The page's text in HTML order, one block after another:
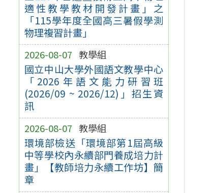
適性教學教材開發計畫」之
「115學年度全國高三暑假學測
物理複習計畫」
2026-08-07 教學組
國立中山大學外國語文教學中心
「2026年語文能力研習班
(2026/09 ~ 2026/12)」招生資
訊
2026-08-07 教學組
環境部檢送「環境部第1屆高級
中等學校內永續部門養成培力計
畫」【教師培力永續工作坊】簡
章